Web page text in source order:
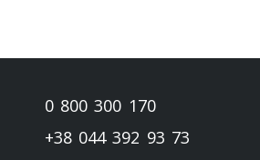
0 800 300 170
+38 044 392 93 73